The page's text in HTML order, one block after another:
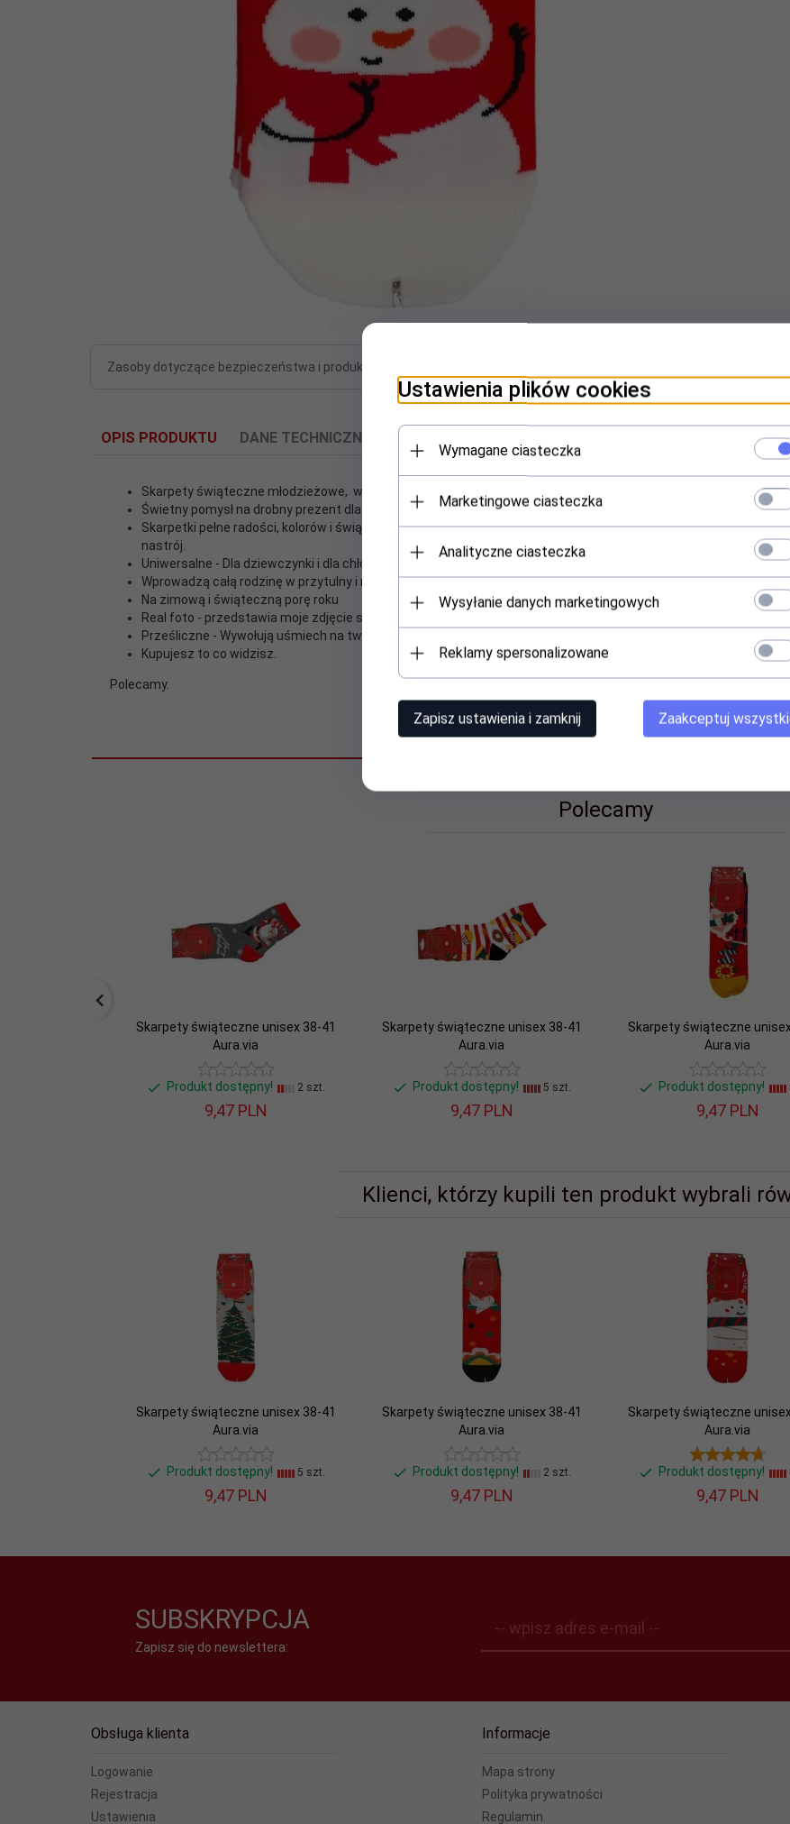
Zasoby dotyczące bezpieczeństwa i produktów
OPIS PRODUKTU DANE TECHNICZNE
Skarpety świąteczne młodzieżowe, w rozmiarze 38-41 firmy AuraVia
Świetny pomysł na drobny prezent dla najbliższych
Skarpetki pełne radości, kolorów i świątecznego uroku, ozdobione śnieżynkami, uroczymi bałwankami i
nastrój.
Uniwersalne - Dla dziewczynki i dla chłopca
Wprowadzą całą rodzinę w przytulny i magiczny nastrój
Na zimową i świąteczną porę roku
Real foto - przedstawia moje zdjęcie sprzedawanej partii
Prześliczne - Wywołują uśmiech na twarzy :)
Kupujesz to co widzisz.
Polecamy.
Cechy
dodatkowe:
Wspaniałe skarpetki pełne świątecznego blasku!
EAN: 6935862701340
Nowy
Polecamy
Skarpety świąteczne unisex 38-41
Aura.via
Produkt dostępny! 2 szt.
9,47 PLN
Skarpety świąteczne unisex 38-41
Aura.via
Produkt dostępny! 5 szt.
9,47 PLN
Skarpety świąteczne
Aura.via
Produkt dostępny!
9,47 PLN
Klienci, którzy kupili ten produkt wybrali
Skarpety świąteczne unisex 38-41
Aura.via
Produkt dostępny! 5 szt.
9,47 PLN
Skarpety świąteczne unisex 38-41
Aura.via
Produkt dostępny! 2 szt.
9,47 PLN
Skarpety świąteczne
Aura.via
Produkt dostępny!
9,47 PLN
SUBSKRYPCJA
Zapisz się do newslettera:
-- wpisz adres e-mail --
Obsługa klienta
Logowanie
Rejestracja
Ustawienia
Informacje
Mapa strony
Polityka prywatności
Regulamin
Ustawienia plików cookies
Wymagane ciasteczka
Marketingowe ciasteczka
Analityczne ciasteczka
Wysyłanie danych marketingowych
Reklamy spersonalizowane
Zapisz ustawienia i zamknij Zaakceptuj